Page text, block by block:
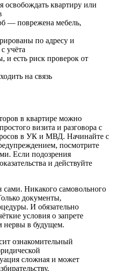
освобождать квартиру или
— поврежена мебель,
по адресу и
учёта
и есть риск проверок от
на связь
в квартире можно
визита и разговора с
в УК и МВД. Начинайте с
посмотрите
Если подозрения
и действуйте
Никакого самовольного
документы,
И обязательно
условия о запрете
нервы в будущем.
ознакомительный
сложная и может